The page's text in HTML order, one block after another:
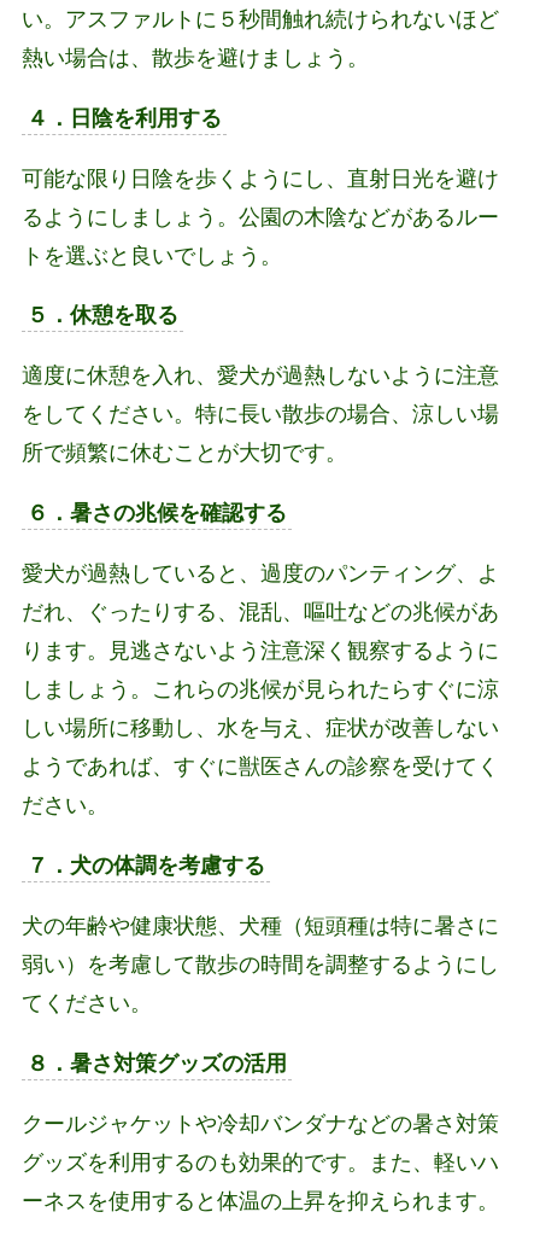
い。アスファルトに５秒間触れ続けられないほど
熱い場合は、散歩を避けましょう。
４．日陰を利用する
可能な限り日陰を歩くようにし、直射日光を避け
るようにしましょう。公園の木陰などがあるルー
トを選ぶと良いでしょう。
５．休憩を取る
適度に休憩を入れ、愛犬が過熱しないように注意
をしてください。特に長い散歩の場合、涼しい場
所で頻繁に休むことが大切です。
６．暑さの兆候を確認する
愛犬が過熱していると、過度のパンティング、よ
だれ、ぐったりする、混乱、嘔吐などの兆候があ
ります。見逃さないよう注意深く観察するように
しましょう。これらの兆候が見られたらすぐに涼
しい場所に移動し、水を与え、症状が改善しない
ようであれば、すぐに獣医さんの診察を受けてく
ださい。
７．犬の体調を考慮する
犬の年齢や健康状態、犬種（短頭種は特に暑さに
弱い）を考慮して散歩の時間を調整するようにし
てください。
８．暑さ対策グッズの活用
クールジャケットや冷却バンダナなどの暑さ対策
グッズを利用するのも効果的です。また、軽いハ
ーネスを使用すると体温の上昇を抑えられます。